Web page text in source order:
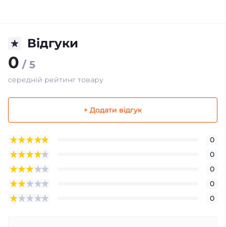
Відгуки
0 / 5
середній рейтинг товару
+ Додати відгук
0
0
0
0
0